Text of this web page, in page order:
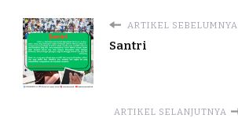
ARTIKEL SEBELUMNYA
Santri
ARTIKEL SELANJUTNYA